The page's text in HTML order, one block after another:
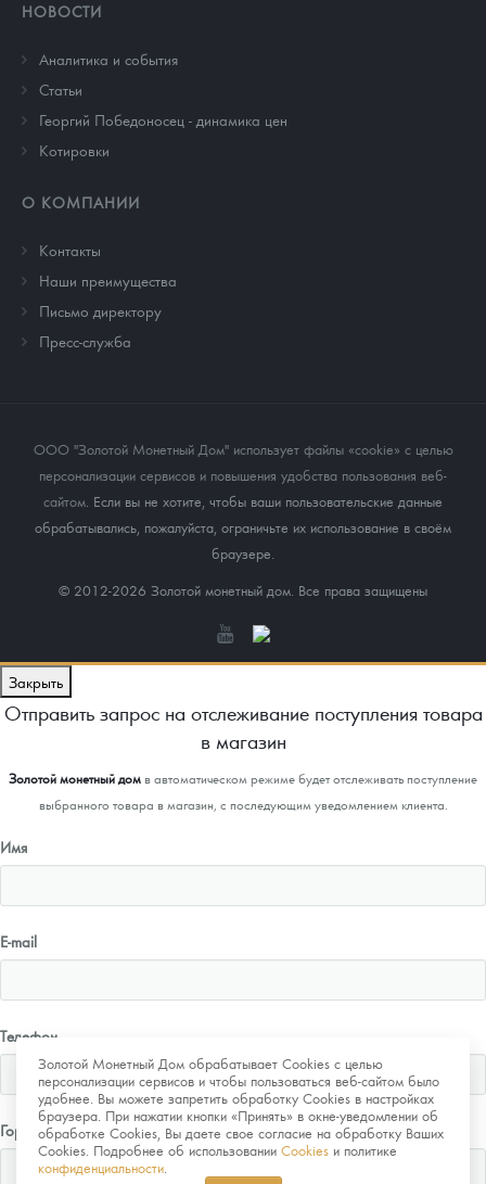
НОВОСТИ
Аналитика и события
Cтатьи
Георгий Победоносец - динамика цен
Котировки
О КОМПАНИИ
Контакты
Наши преимущества
Письмо директору
Пресс-служба
ООО "Золотой Монетный Дом" использует файлы «cookie» с целью
персонализации сервисов и повышения удобства пользования веб-
сайтом. Если вы не хотите, чтобы ваши пользовательские данные
обрабатывались, пожалуйста, ограничьте их использование в своём
браузере.
© 2012-2026 Золотой монетный дом. Все права защищены
Золотой Монетный Дом обрабатывает Cookies с целью
персонализации сервисов и чтобы пользоваться веб-сайтом было
удобнее. Вы можете запретить обработку Cookies в настройках
браузера. При нажатии кнопки «Принять» в окне-уведомлении об
обработке Cookies, Вы даете свое согласие на обработку Ваших
Cookies. Подробнее об использовании Cookies и политике
конфиденциальности
Закрыть
Отправить запрос на отслеживание поступления товара
в магазин
Золотой монетный домв автоматическом режиме будет отслеживать поступление
выбранного товара в магазин, с последующим уведомлением клиента.
Имя
E-mail
Телефон
Город